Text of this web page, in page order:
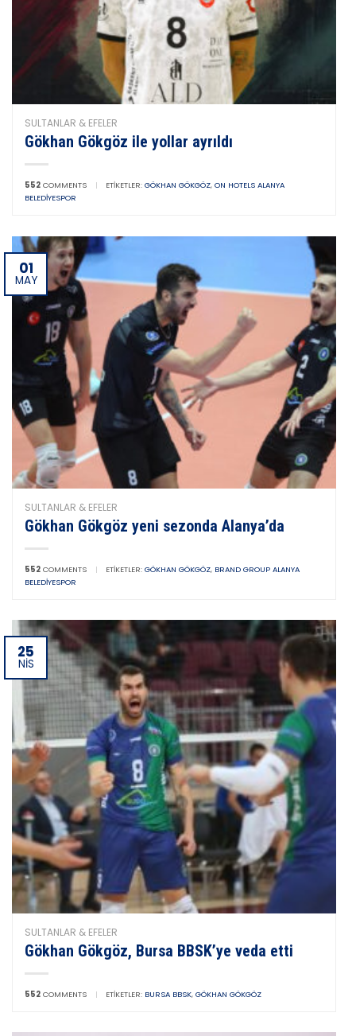
SULTANLAR & EFELER
Gökhan Gökgöz ile yollar ayrıldı
552 COMMENTS | ETIKETLER: GÖKHAN GÖKGÖZ, ON HOTELS ALANYA
BELEDIYESPOR
01
MAY
SULTANLAR & EFELER
Gökhan Gökgöz yeni sezonda Alanya’da
552 COMMENTS | ETIKETLER: GÖKHAN GÖKGÖZ, BRAND GROUP ALANYA
BELEDIYESPOR
25
NIS
SULTANLAR & EFELER
Gökhan Gökgöz, Bursa BBSK’ye veda etti
552 COMMENTS | ETIKETLER: BURSA BBSK, GÖKHAN GÖKGÖZ